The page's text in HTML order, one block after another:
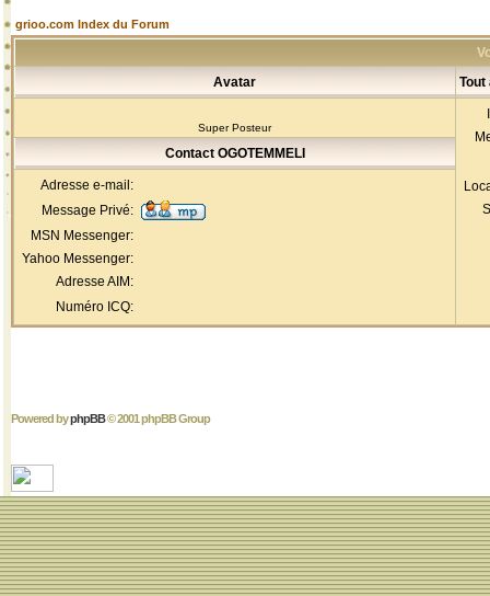
grioo.com Index du Forum
Avatar
Tout
Super Posteur
Contact OGOTEMMELI
Adresse e-mail:
Message Privé:
MSN Messenger:
Yahoo Messenger:
Adresse AIM:
Numéro ICQ:
Powered byphpBB© 2001 phpBB Group